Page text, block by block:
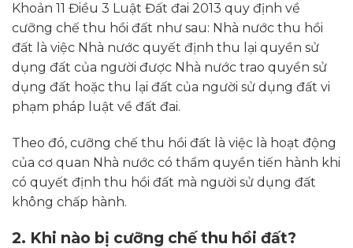
Khoản 11 Điều 3 Luật Đất đai 2013 quy định về
cưỡng chế thu hồi đất như sau: Nhà nước thu hồi
đất là việc Nhà nước quyết định thu lại quyền sử
dụng đất của người được Nhà nước trao quyền sử
dụng đất hoặc thu lại đất của người sử dụng đất vi
phạm pháp luật về đất đai.
Theo đó, cưỡng chế thu hồi đất là việc là hoạt động
của cơ quan Nhà nước có thẩm quyền tiến hành khi
có quyết định thu hồi đất mà người sử dụng đất
không chấp hành.
2. Khi nào bị cưỡng chế thu hồi đất?